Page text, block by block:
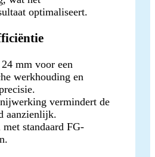
optimaliseert.
mm voor een
werkhouding en
vermindert de
aanzienlijk.
standaard FG-